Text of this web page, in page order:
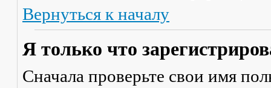
Вернуться к началу
Я только что
Сначала проверьте свои имя